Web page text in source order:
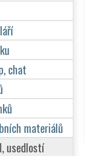
chat
materiálů
usedlostí